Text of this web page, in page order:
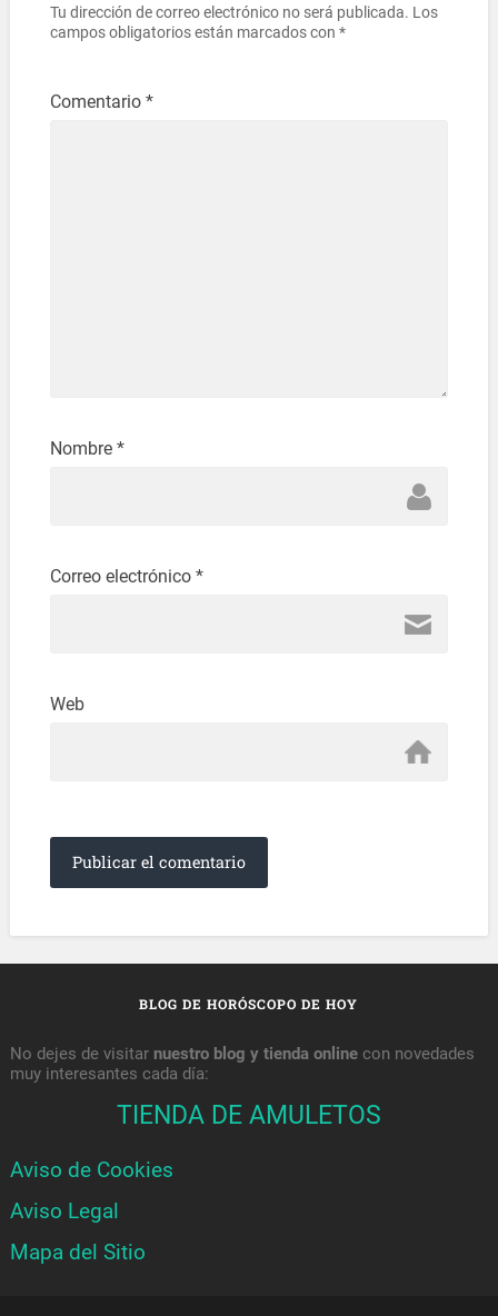
Tu dirección de correo electrónico no será publicada. Los
campos obligatorios están marcados con *
Comentario *
Nombre *
Correo electrónico *
Web
BLOG DE HORÓSCOPO DE HOY
No dejes de visitar nuestro blog y tienda onlinecon novedades
muy interesantes cada día:
TIENDA DE AMULETOS
Aviso de Cookies
Aviso Legal
Mapa del Sitio